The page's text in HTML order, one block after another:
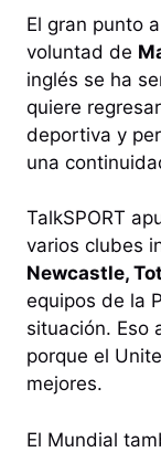
El gran punto
voluntad de
inglés se ha
quiere
deportiva y
una
TalkSPORT
varios clubes
Newcastle,
equipos de la
situación. Eso
porque el
mejores.
El Mundial